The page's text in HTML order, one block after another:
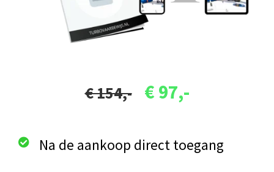
€ 154,- € 97,-
Na de aankoop direct toegang